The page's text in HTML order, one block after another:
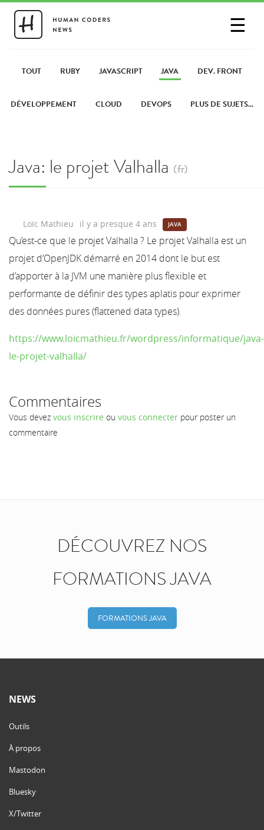
☰
PARTAGER UN LIEN
TOUT RUBY JAVASCRIPT JAVA DEV. FRONT
DÉVELOPPEMENT CLOUD DEVOPS PLUS DE SUJETS...
Java: le projet Valhalla (fr)
Loïc Mathieu il y a presque 4 ans JAVA
Qu’est-ce que le projet Valhalla ? Le projet Valhalla est un
projet d’OpenJDK démarré en 2014 dont le but est
d’apporter à la JVM une manière plus flexible et
performante de définir des types aplatis pour exprimer
des données pures (flattened data types).
https://www.loicmathieu.fr/wordpress/informatique/java-
le-projet-valhalla/
Commentaires
Vous devez vous inscrire ou vous connecter pour poster un
commentaire
DÉCOUVREZ NOS
FORMATIONS JAVA
FORMATIONS JAVA
NEWS
Outils
À propos
Mastodon
Bluesky
X/Twitter